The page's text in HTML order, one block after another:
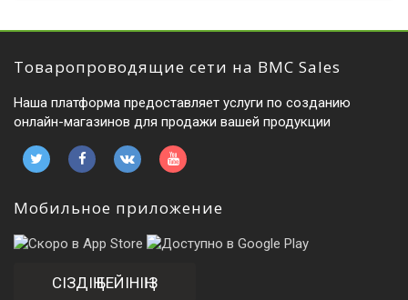
Товаропроводящие сети на BMC Sales
Наша платформа предоставляет услуги по созданию
онлайн-магазинов для продажи вашей продукции
Мобильное приложение
СІЗДІҢ БЕЙІНІҢІЗ